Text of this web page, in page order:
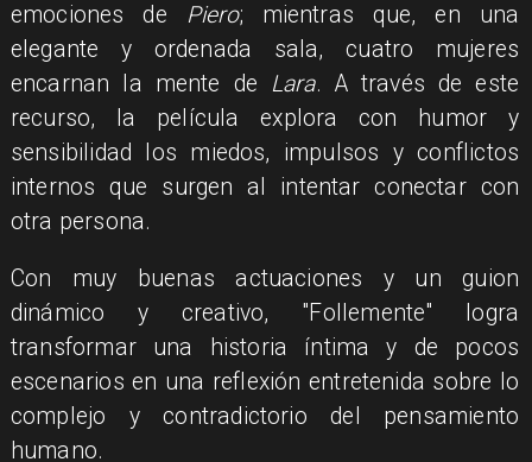
emociones de Piero; mientras que, en una
elegante y ordenada sala, cuatro mujeres
encarnan la mente de Lara. A través de este
recurso, la película explora con humor y
sensibilidad los miedos, impulsos y conflictos
internos que surgen al intentar conectar con
otra persona.
Con muy buenas actuaciones y un guion
dinámico y creativo, "Follemente" logra
transformar una historia íntima y de pocos
escenarios en una reflexión entretenida sobre lo
complejo y contradictorio del pensamiento
humano.